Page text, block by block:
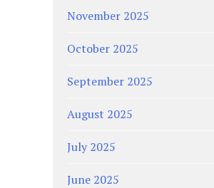
November 2025
October 2025
September 2025
August 2025
July 2025
June 2025